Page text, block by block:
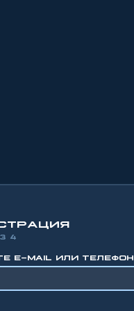
4
E-MAIL ИЛИ ТЕЛЕФОН